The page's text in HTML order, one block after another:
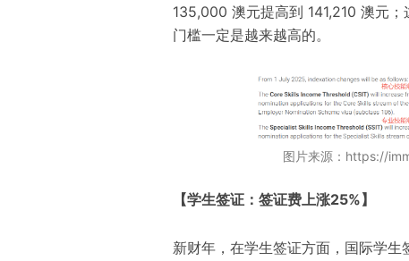
135,000 澳元提高到 141,210 澳元；
门槛一定是越来越高的。
图片来源： https://
【学生签证：签证费上涨25%】
新财年，在学生签证方面，国际学